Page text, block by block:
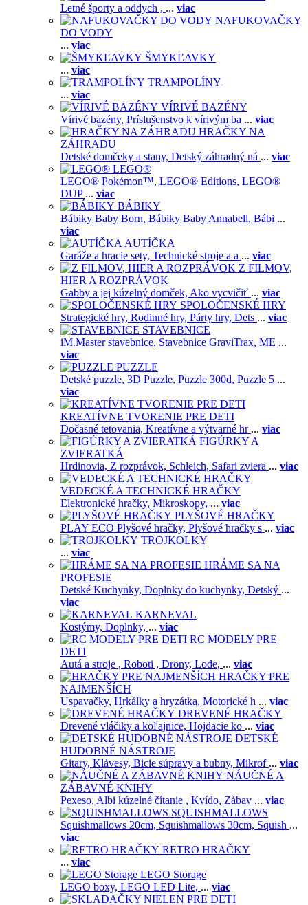
Letné športy a oddych , ... viac
NAFUKOVAČKY
DO VODY
... viac
ŠMYKĽAVKY
... viac
TRAMPOLÍNY
... viac
VÍRIVÉ BAZÉNY
Vírivé bazény, Príslušenstvo k vírivým ba ... viac
HRAČKY NA
ZÁHRADU
Detské domčeky a stany, Detský záhradný ná ... viac
LEGO®
LEGO® Pokémon™, LEGO® Editions, LEGO®
DUP ... viac
BÁBIKY
Bábiky Baby Born, Bábiky Baby Annabell, Bábi ...
viac
AUTÍČKA
Garáže a hracie sety, Technické stroje a a ... viac
Z FILMOV,
HIER A ROZPRÁVOK
Gabby a jej kúzelný domček, Ako vycvičiť ... viac
SPOLOČENSKÉ HRY
Strategické hry, Rodinné hry, Párty hry, Dets ... viac
STAVEBNICE
iM.Master stavebnice, Stavebnice GraviTrax, ME ...
viac
PUZZLE
Detské puzzle, 3D Puzzle, Puzzle 300d, Puzzle 5 ...
viac
KREATÍVNE TVORENIE PRE DETI
Dočasné tetovania, Kreatívne a výtvarné hr ... viac
FIGÚRKY A
ZVIERATKÁ
Hrdinovia, Z rozprávok, Schleich, Safari zviera ... viac
VEDECKÉ A TECHNICKÉ HRAČKY
Elektronické hračky, Mikroskopy, ... viac
PLYŠOVÉ HRAČKY
PLAY ECO Plyšové hračky, Plyšové hračky s ... viac
TROJKOLKY
... viac
HRÁME SA NA
PROFESIE
Detské Kuchynky, Doplnky do kuchynky, Detský ...
viac
KARNEVAL
Kostýmy, Doplnky, ... viac
RC MODELY PRE
DETI
Autá a stroje , Roboti , Drony, Lode, ... viac
HRAČKY PRE
NAJMENŠÍCH
Uspavačky, Hrkálky a hryzátka, Motorické h ... viac
DREVENÉ HRAČKY
Drevené vláčiky a koľajnice, Hojdacie ko ... viac
DETSKÉ
HUDOBNÉ NÁSTROJE
Gitary, Klávesy, Bicie súpravy a bubny, Mikrof ... viac
NÁUČNÉ A
ZÁBAVNÉ KNIHY
Pexeso, Albi kúzelné čítanie , Kvído, Zábav ... viac
SQUISHMALLOWS
Squishmallows 20cm, Squishmallows 30cm, Squish ...
viac
RETRO HRAČKY
... viac
LEGO Storage
LEGO boxy, LEGO LED Lite, ... viac